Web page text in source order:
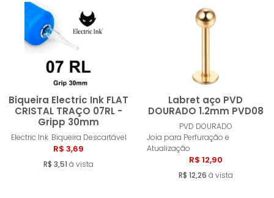
Biqueira Electric Ink FLAT
CRISTAL TRAÇO 07RL -
Gripp 30mm
Electric Ink Biqueira Descartável
R$ 3,69
R$ 3,51 à vista
Comprar
Labret aço PVD
DOURADO 1.2mm PVD08
PVD DOURADO
Joia para Perfuração e
Atualização
R$ 12,90
R$ 12,26 à vista